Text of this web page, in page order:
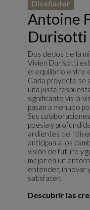
Antoine
Durisotti
Diseñador
Dos dedos de la
Vivien Durisotti
el equilibrio entre
Cada proyecto se
una justa
significante vis-à-
pasan a menudo
Sus
poesía y
ardientes del
anticipan a los
visión de futuro y
mejor en un
entender, innovar
satisfacer.
Descubrir las
el diseñador